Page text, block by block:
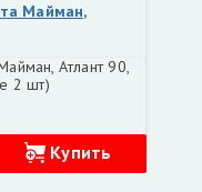
Майман,
Атлант 90,
2 шт)
Купить